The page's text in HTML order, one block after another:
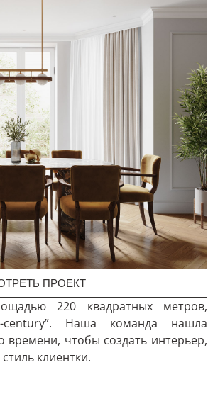
ПРОЕКТ
220 квадратных метров,
century”. Наша команда нашла
времени, чтобы создать интерьер,
клиентки.